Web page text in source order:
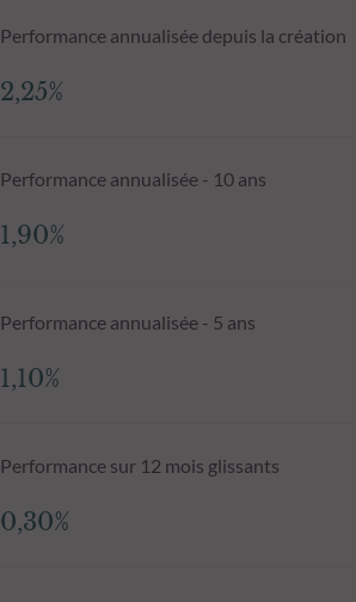
Performance annualisée depuis la création
2,25%
Performance annualisée - 10 ans
1,90%
Performance annualisée - 5 ans
1,10%
Performance sur 12 mois glissants
0,30%